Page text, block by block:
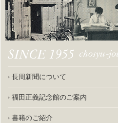
長周新聞について
福田正義記念館のご案内
書籍のご紹介